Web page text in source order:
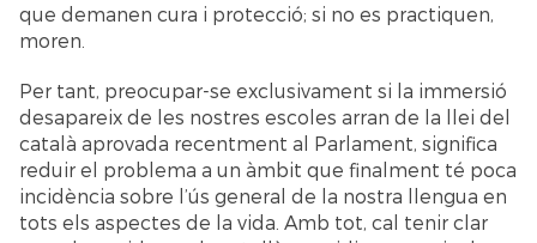
que demanen cura i protecció; si no es practiquen,
moren.
Per tant, preocupar-se exclusivament si la immersió
desapareix de les nostres escoles arran de la llei del
català aprovada recentment al Parlament, significa
reduir el problema a un àmbit que finalment té poca
incidència sobre l’ús general de la nostra llengua en
tots els aspectes de la vida. Amb tot, cal tenir clar